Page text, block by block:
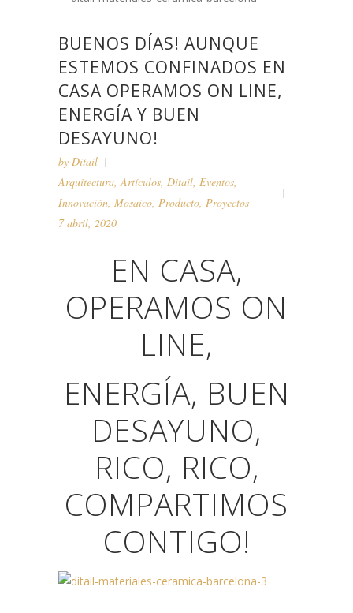
BUENOS DÍAS! AUNQUE
ESTEMOS CONFINADOS EN
CASA OPERAMOS ON LINE,
ENERGÍA Y BUEN
DESAYUNO!
by Ditail
Arquitectura,Artículos, Ditail, Eventos,
Innovación, Mosaico, Producto, Proyectos
7 abril, 2020
EN CASA,
OPERAMOS ON
LINE,
ENERGÍA, BUEN
DESAYUNO,
RICO, RICO,
COMPARTIMOS
CONTIGO!